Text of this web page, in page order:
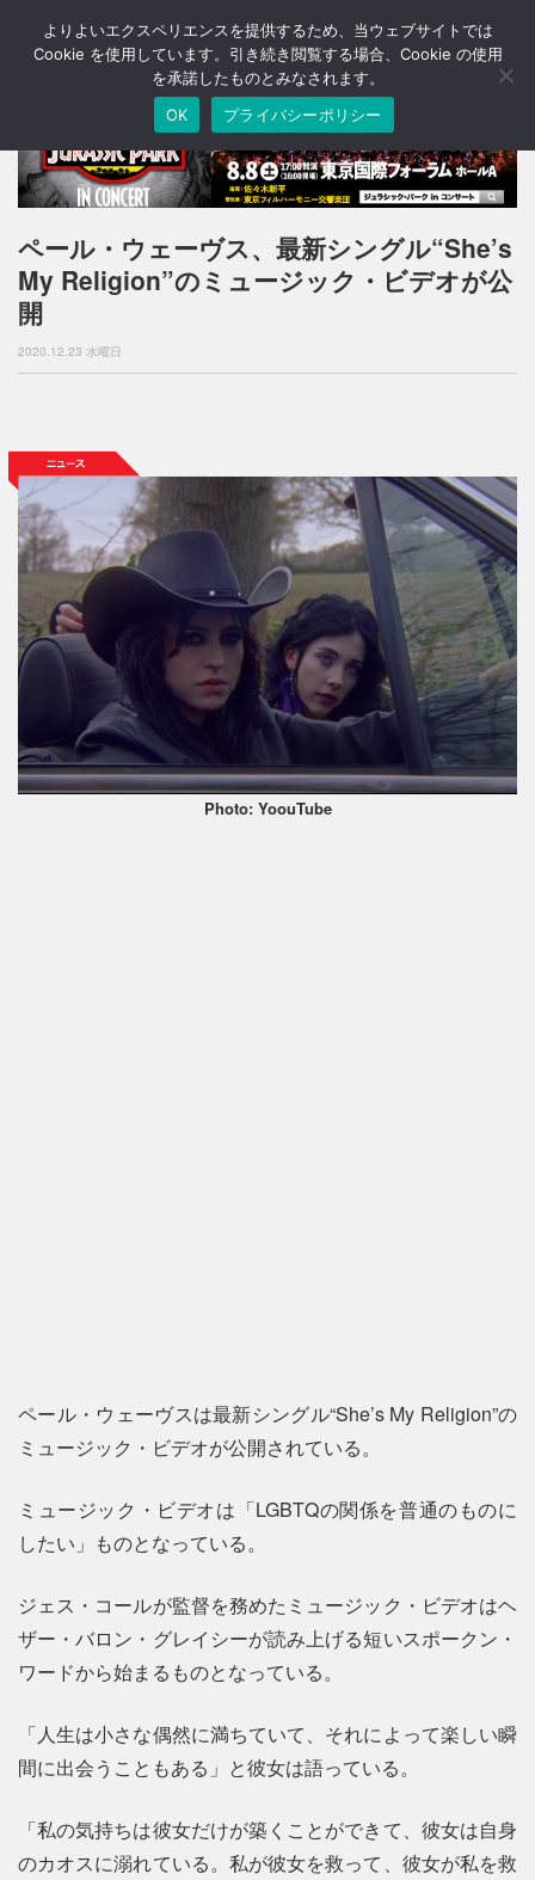
T
o
n
a
v
i
g
a
n
ペール・ウェーヴス、最新シングル“She’s
My Religion”のミュージック・ビデオが公
開
2020.12.23 水曜日
Photo: YoouTube
ペール・ウェーヴスは最新シングル“She’s My Religion”の
ミュージック・ビデオが公開されている。
ミュージック・ビデオは「LGBTQの関係を普通のものに
したい」ものとなっている。
ジェス・コールが監督を務めたミュージック・ビデオはヘ
ザー・バロン・グレイシーが読み上げる短いスポークン・
ワードから始まるものとなっている。
「人生は小さな偶然に満ちていて、それによって楽しい瞬
間に出会うこともある」と彼女は語っている。
「私の気持ちは彼女だけが築くことができて、彼女は自身
のカオスに溺れている。私が彼女を救って、彼女が私を救
よりよいエクスペリエンスを提供するため、当ウェブサイトでは
Cookie を使用しています。引き続き閲覧する場合、Cookie の使用
を承諾したものとみなされます。
OK
プライバシーポリシー